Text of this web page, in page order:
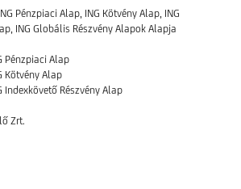
Pénzpiaci Alap, ING Kötvény Alap, ING
ING Globális Részvény Alapok Alapja
Pénzpiaci Alap
Kötvény Alap
Indexkövető Részvény Alap
Zrt.